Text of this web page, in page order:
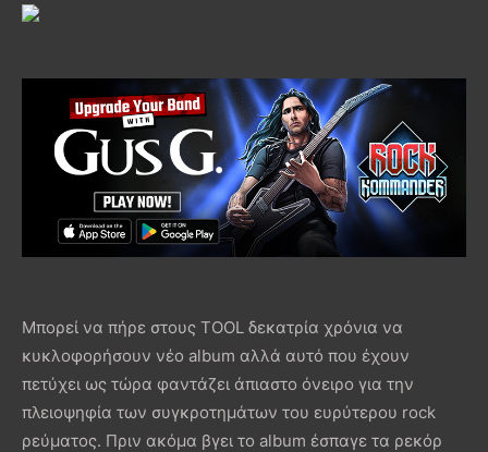
Μπορεί να πήρε στους TOOL δεκατρία χρόνια να
κυκλοφορήσουν νέο album αλλά αυτό που έχουν
πετύχει ως τώρα φαντάζει άπιαστο όνειρο για την
πλειοψηφία των συγκροτημάτων του ευρύτερου rock
ρεύματος. Πριν ακόμα βγει το album έσπαγε τα ρεκόρ